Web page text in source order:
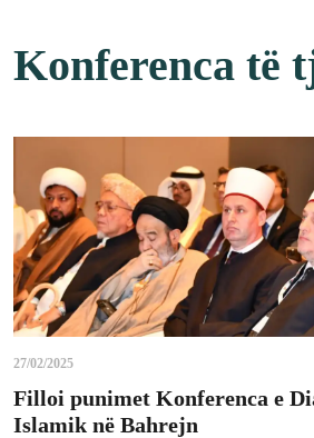
Konferenca të
27/02/2025
Filloi punimet Konferenca e
Islamik në Bahrejn